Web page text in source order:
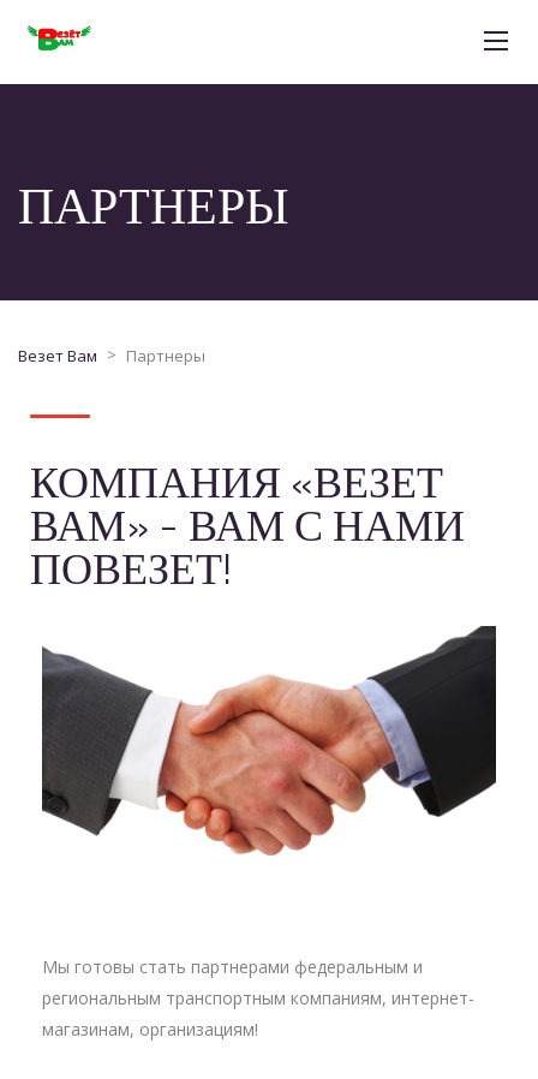
ПАРТНЕРЫ
Везет Вам > Партнеры
КОМПАНИЯ «ВЕЗЕТ
ВАМ» - ВАМ С НАМИ
ПОВЕЗЕТ!
Мы готовы стать партнерами федеральным и
региональным транспортным компаниям, интернет-
магазинам, организациям!